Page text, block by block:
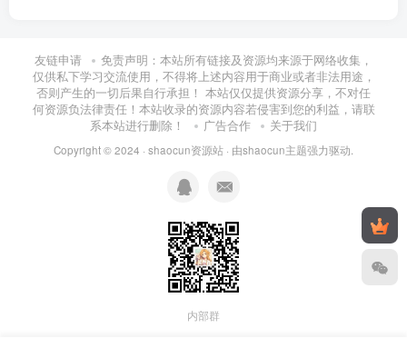
029.Spring监听器.mp4
030.FastDFS集群原理部署缓存1.mp4
030.FastDFS集群原理部署缓存2.mp4
031.FastDFSkeepalived高可用zookeeper.mp4
032.dubbodemo、角色、RPC、原理、RMI1.mp4
032.dubbodemo、角色、RPC、原理、RMI2.mp4
033.项目微服务拆分注册中心、dubboadmin.mp4
友链申请
免责声明：本站所有链接及资源均来源于网络收集，
仅供私下学习交流使用，不得将上述内容用于商业或者非法用途，
否则产生的一切后果自行承担！ 本站仅仅提供资源分享，不对任
何资源负法律责任！本站收录的资源内容若侵害到您的利益，请联
系本站进行删除！
广告合作 关于我们
Copyright © 2024 · shaocun资源站 · 由shaocun主题强力驱动.
内部群